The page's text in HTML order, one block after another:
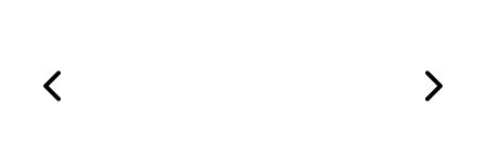
una festa o una semplice giornata da passare insieme,
abbiamo il gioco giusto per te.